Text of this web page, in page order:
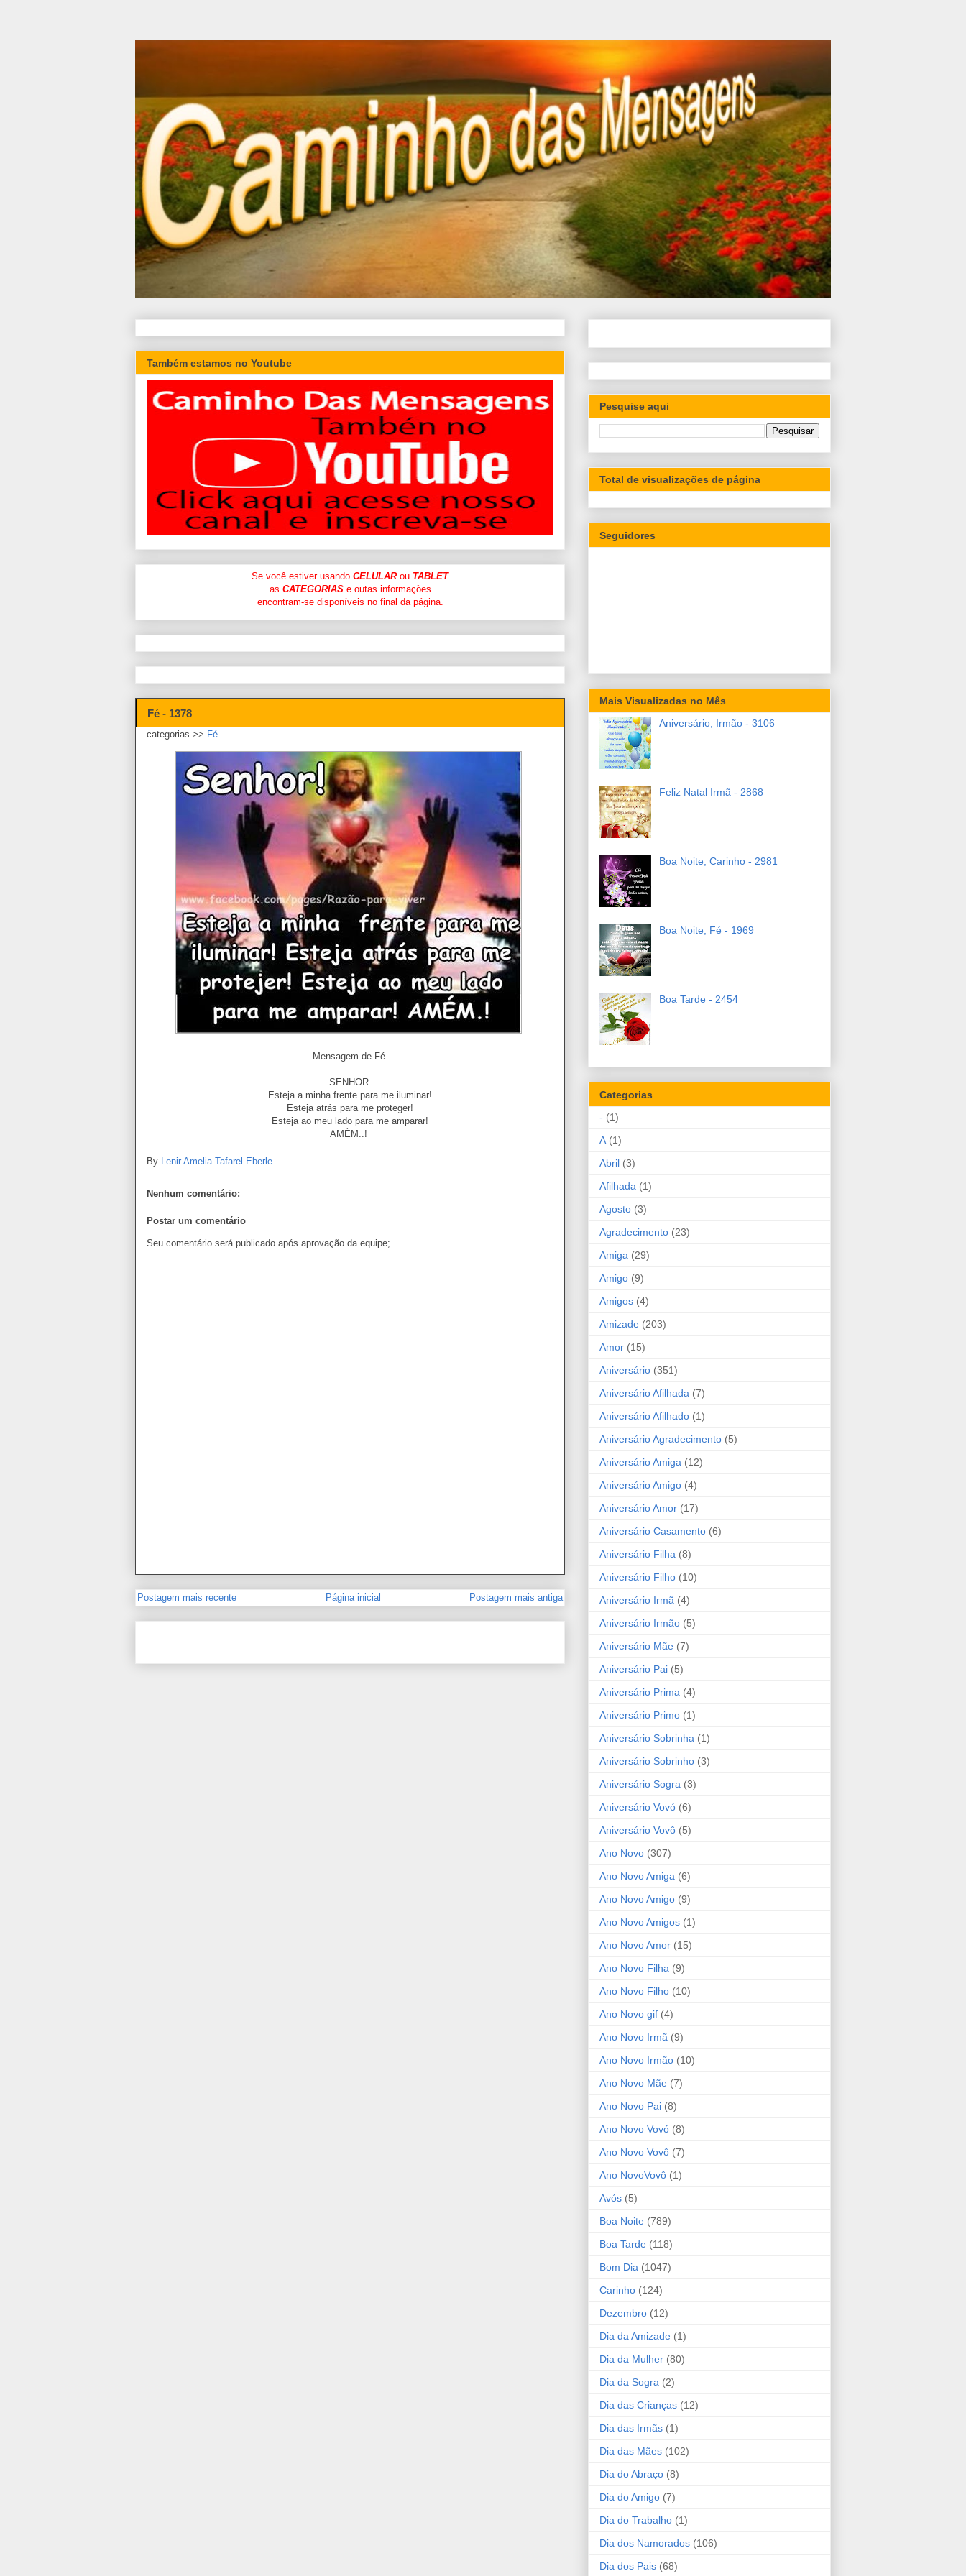
Também estamos no Youtube
Se você estiver usando CELULARou TABLET
as CATEGORIASe outas informações
encontram-se disponíveis no final da página.
Fé - 1378
categorias >> Fé
Mensagem de Fé.
SENHOR.
Esteja a minha frente para me iluminar!
Esteja atrás para me proteger!
Esteja ao meu lado para me amparar!
AMÉM..!
By Lenir Amelia Tafarel Eberle
Nenhum comentário:
Postar um comentário
Seu comentário será publicado após aprovação da equipe;
Postagem mais recente Postagem mais antiga
Página inicial
Pesquise aqui
Total de visualizações de página
Seguidores
Mais Visualizadas no Mês
Aniversário, Irmão - 3106
Feliz Natal Irmã - 2868
Boa Noite, Carinho - 2981
Boa Noite, Fé - 1969
Boa Tarde - 2454
Categorias
- (1)
A (1)
Abril (3)
Afilhada (1)
Agosto (3)
Agradecimento (23)
Amiga (29)
Amigo (9)
Amigos (4)
Amizade (203)
Amor (15)
Aniversário (351)
Aniversário Afilhada (7)
Aniversário Afilhado (1)
Aniversário Agradecimento (5)
Aniversário Amiga (12)
Aniversário Amigo (4)
Aniversário Amor (17)
Aniversário Casamento (6)
Aniversário Filha (8)
Aniversário Filho (10)
Aniversário Irmã (4)
Aniversário Irmão (5)
Aniversário Mãe (7)
Aniversário Pai (5)
Aniversário Prima (4)
Aniversário Primo (1)
Aniversário Sobrinha (1)
Aniversário Sobrinho (3)
Aniversário Sogra (3)
Aniversário Vovó (6)
Aniversário Vovô (5)
Ano Novo (307)
Ano Novo Amiga (6)
Ano Novo Amigo (9)
Ano Novo Amigos (1)
Ano Novo Amor (15)
Ano Novo Filha (9)
Ano Novo Filho (10)
Ano Novo gif (4)
Ano Novo Irmã (9)
Ano Novo Irmão (10)
Ano Novo Mãe (7)
Ano Novo Pai (8)
Ano Novo Vovó (8)
Ano Novo Vovô (7)
Ano NovoVovô (1)
Avós (5)
Boa Noite (789)
Boa Tarde (118)
Bom Dia (1047)
Carinho (124)
Dezembro (12)
Dia da Amizade (1)
Dia da Mulher (80)
Dia da Sogra (2)
Dia das Crianças (12)
Dia das Irmãs (1)
Dia das Mães (102)
Dia do Abraço (8)
Dia do Amigo (7)
Dia do Trabalho (1)
Dia dos Namorados (106)
Dia dos Pais (68)